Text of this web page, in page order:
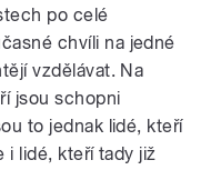
po celé
chvíli na jedné
vzdělávat. Na
jsou schopni
to jednak lidé, kteří
i lidé, kteří tady již